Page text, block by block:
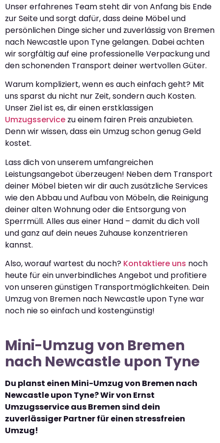
Unser erfahrenes Team steht dir von Anfang bis Ende
zur Seite und sorgt dafür, dass deine Möbel und
persönlichen Dinge sicher und zuverlässig von Bremen
nach Newcastle upon Tyne gelangen. Dabei achten
wir sorgfältig auf eine professionelle Verpackung und
den schonenden Transport deiner wertvollen Güter.
Warum kompliziert, wenn es auch einfach geht? Mit
uns sparst du nicht nur Zeit, sondern auch Kosten.
Unser Ziel ist es, dir einen erstklassigen
Umzugsservice zu einem fairen Preis anzubieten.
Denn wir wissen, dass ein Umzug schon genug Geld
kostet.
Lass dich von unserem umfangreichen
Leistungsangebot überzeugen! Neben dem Transport
deiner Möbel bieten wir dir auch zusätzliche Services
wie den Abbau und Aufbau von Möbeln, die Reinigung
deiner alten Wohnung oder die Entsorgung von
Sperrmüll. Alles aus einer Hand – damit du dich voll
und ganz auf dein neues Zuhause konzentrieren
kannst.
Also, worauf wartest du noch? Kontaktiere uns noch
heute für ein unverbindliches Angebot und profitiere
von unseren günstigen Transportmöglichkeiten. Dein
Umzug von Bremen nach Newcastle upon Tyne war
noch nie so einfach und kostengünstig!
Mini-Umzug von Bremen
nach Newcastle upon Tyne
Du planst einen Mini-Umzug von Bremen nach
Newcastle upon Tyne? Wir von Ernst
Umzugsservice aus Bremen sind dein
zuverlässiger Partner für einen stressfreien
Umzug!